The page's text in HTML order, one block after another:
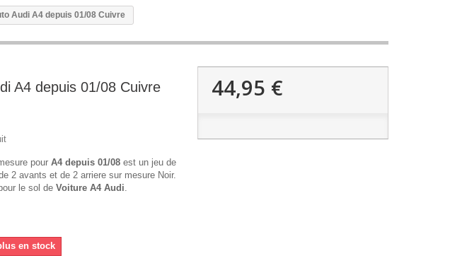
Audi A4 depuis 01/08 Cuivre
A4 depuis 01/08 Cuivre
pour A4 depuis 01/08 est un jeu de
2 avants et de 2 arriere sur mesure Noir.
le sol de Voiture A4 Audi.
en stock
44,95 €